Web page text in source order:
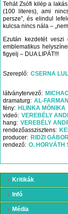
Tehát Zsófi kilép a
(100 literes), ami
persze”, és elindul
kulcsa nincs nála –
Ezután kezdetét veszi
emblematikus
figyelj – DUA LIPÁT!!!
Szereplő CSERNA
látványtervező
dramaturg
AL-
fény
HLINKA MÓNIKA
videó VEREBÉLY
hang
VEREBÉLY
rendezőasszisztens
producer
RIDZI
rendező O. HORVÁTH
Kritikák
Infó
Média